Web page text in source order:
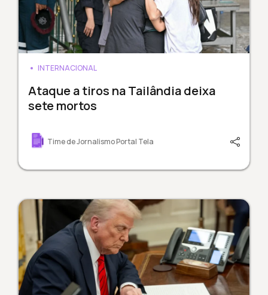
INTERNACIONAL
Ataque a tiros na Tailândia deixa
sete mortos
Time de Jornalismo Portal Tela